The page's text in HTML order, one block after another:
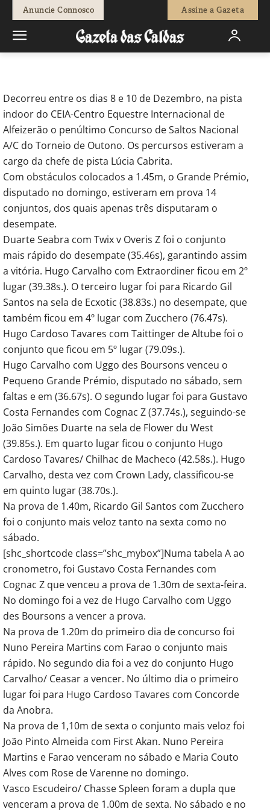
Anuncie Connosco Assine a Gazeta
Redação - 15 de Dezembro, 2017 891 0
Decorreu entre os dias 8 e 10 de Dezembro, na pista
indoor do CEIA-Centro Equestre Internacional de
Alfeizerão o penúltimo Concurso de Saltos Nacional
A/C do Torneio de Outono. Os percursos estiveram a
cargo da chefe de pista Lúcia Cabrita.
Com obstáculos colocados a 1.45m, o Grande Prémio,
disputado no domingo, estiveram em prova 14
conjuntos, dos quais apenas três disputaram o
desempate.
Duarte Seabra com Twix v Overis Z foi o conjunto
mais rápido do desempate (35.46s), garantindo assim
a vitória. Hugo Carvalho com Extraordiner ficou em 2º
lugar (39.38s.). O terceiro lugar foi para Ricardo Gil
Santos na sela de Ecxotic (38.83s.) no desempate, que
também ficou em 4º lugar com Zucchero (76.47s).
Hugo Cardoso Tavares com Taittinger de Altube foi o
conjunto que ficou em 5º lugar (79.09s.).
Hugo Carvalho com Uggo des Boursons venceu o
Pequeno Grande Prémio, disputado no sábado, sem
faltas e em (36.67s). O segundo lugar foi para Gustavo
Costa Fernandes com Cognac Z (37.74s.), seguindo-se
João Simões Duarte na sela de Flower du West
(39.85s.). Em quarto lugar ficou o conjunto Hugo
Cardoso Tavares/ Chilhac de Macheco (42.58s.). Hugo
Carvalho, desta vez com Crown Lady, classificou-se
em quinto lugar (38.70s.).
Na prova de 1.40m, Ricardo Gil Santos com Zucchero
foi o conjunto mais veloz tanto na sexta como no
sábado.
[shc_shortcode class=”shc_mybox”]Numa tabela A ao
cronometro, foi Gustavo Costa Fernandes com
Cognac Z que venceu a prova de 1.30m de sexta-feira.
No domingo foi a vez de Hugo Carvalho com Uggo
des Boursons a vencer a prova.
Na prova de 1.20m do primeiro dia de concurso foi
Nuno Pereira Martins com Farao o conjunto mais
rápido. No segundo dia foi a vez do conjunto Hugo
Carvalho/ Ceasar a vencer. No último dia o primeiro
lugar foi para Hugo Cardoso Tavares com Concorde
da Anobra.
Na prova de 1,10m de sexta o conjunto mais veloz foi
João Pinto Almeida com First Akan. Nuno Pereira
Martins e Farao venceram no sábado e Maria Couto
Alves com Rose de Varenne no domingo.
Vasco Escudeiro/ Chasse Spleen foram a dupla que
venceram a prova de 1.00m de sexta. No sábado e no